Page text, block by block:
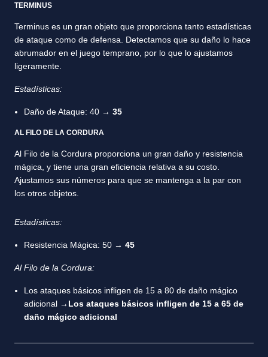
TERMINUS
Terminus es un gran objeto que proporciona tanto estadísticas
de ataque como de defensa. Detectamos que su daño lo hace
abrumador en el juego temprano, por lo que lo ajustamos
ligeramente.
Estadísticas:
Daño de Ataque: 40 → 35
AL FILO DE LA CORDURA
Al Filo de la Cordura proporciona un gran daño y resistencia
mágica, y tiene una gran eficiencia relativa a su costo.
Ajustamos sus números para que se mantenga a la par con
los otros objetos.
Estadísticas:
Resistencia Mágica: 50 → 45
Al Filo de la Cordura:
Los ataques básicos infligen de 15 a 80 de daño mágico
adicional → Los ataques básicos infligen de 15 a 65 de
daño mágico adicional